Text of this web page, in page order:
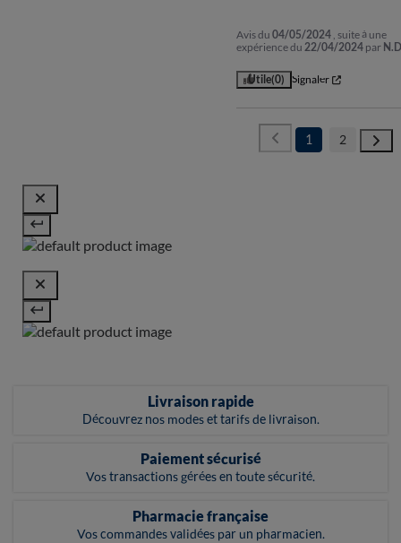
Avis du04/05/2024 , suite à une
expérience du22/04/2024 par
Utile(0) Signaler
1 2
Livraison rapide
Découvrez nos modes et tarifs de livraison.
Paiement sécurisé
Vos transactions gérées en toute sécurité.
Pharmacie française
Vos commandes validées par un pharmacien.